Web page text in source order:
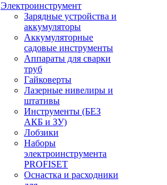
Электроинструмент
Зарядные устройства и
аккумуляторы
Аккумуляторные
садовые инструменты
Аппараты для сварки
труб
Гайковерты
Лазерные нивелиры и
штативы
Инструменты (БЕЗ
АКБ и ЗУ)
Лобзики
Наборы
электроинструмента
PROFISET
Оснастка и расходники